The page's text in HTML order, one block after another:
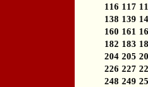
116 117
138 139
160 161
182 183
204 205
226 227
248 249